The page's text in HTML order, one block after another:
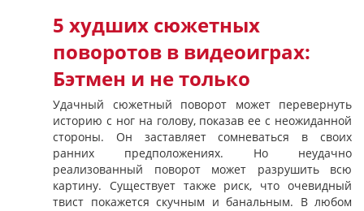
5 худших сюжетных
поворотов в видеоиграх:
Бэтмен и не только
Удачный сюжетный поворот может перевернуть
историю с ног на голову, показав ее с неожиданной
стороны. Он заставляет сомневаться в своих
ранних предположениях. Но неудачно
реализованный поворот может разрушить всю
картину. Существует также риск, что очевидный
твист покажется скучным и банальным. В любом